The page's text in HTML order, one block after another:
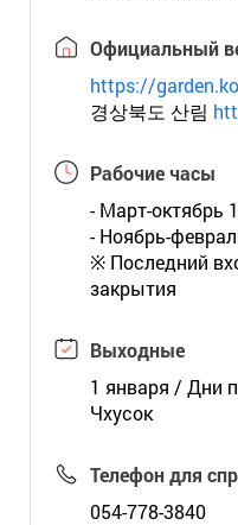
Официальный
https://
경상북도 산림
Рабочие часы
- Март-октябрь
- Ноябрь-
※ Последний
закрытия
Выходные
1 января / Дни
Чхусок
Телефон для
054-778-3840